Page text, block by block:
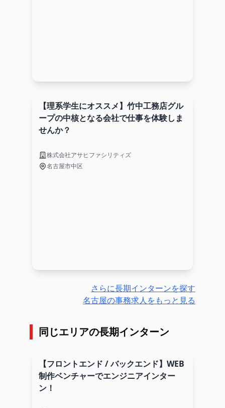
【理系学生にオススメ】竹中工務店グル
ープの中核となる会社で仕事を体験しま
せんか？
株式会社アサヒファシリティズ
名古屋市中区
さらに長期インターンを探す
名古屋の事務求人をもっと見る
同じエリアの長期インターン
【フロントエンド / バックエンド】WEB
制作ベンチャーでエンジニアインター
ン！